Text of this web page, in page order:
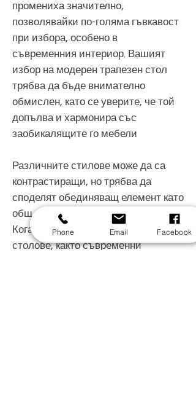
промениха значително,
позволявайки по-голяма гъвкавост
при избора, особено в
съвременния интериор. Вашият
избор на модерен трапезен стол
трябва да бъде внимателно
обмислен, като се уверите, че той
допълва и хармонира със
заобикалящите го мебели
Различните стилове може да са
контрастиращи, но трябва да
споделят обединяващ елемент като
общ материал, цвят или форма.
Когато става въпрос за трапезни
столове, както съвременни
Phone Email Facebook